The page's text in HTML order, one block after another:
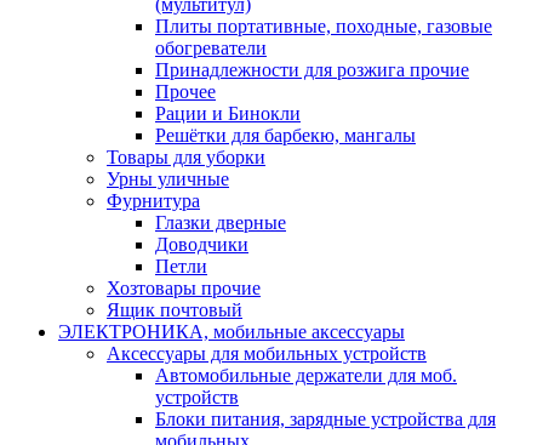
(мультитул)
Плиты портативные, походные, газовые
обогреватели
Принадлежности для розжига прочие
Прочее
Рации и Бинокли
Решётки для барбекю, мангалы
Товары для уборки
Урны уличные
Фурнитура
Глазки дверные
Доводчики
Петли
Хозтовары прочие
Ящик почтовый
ЭЛЕКТРОНИКА, мобильные аксессуары
Аксессуары для мобильных устройств
Автомобильные держатели для моб.
устройств
Блоки питания, зарядные устройства для